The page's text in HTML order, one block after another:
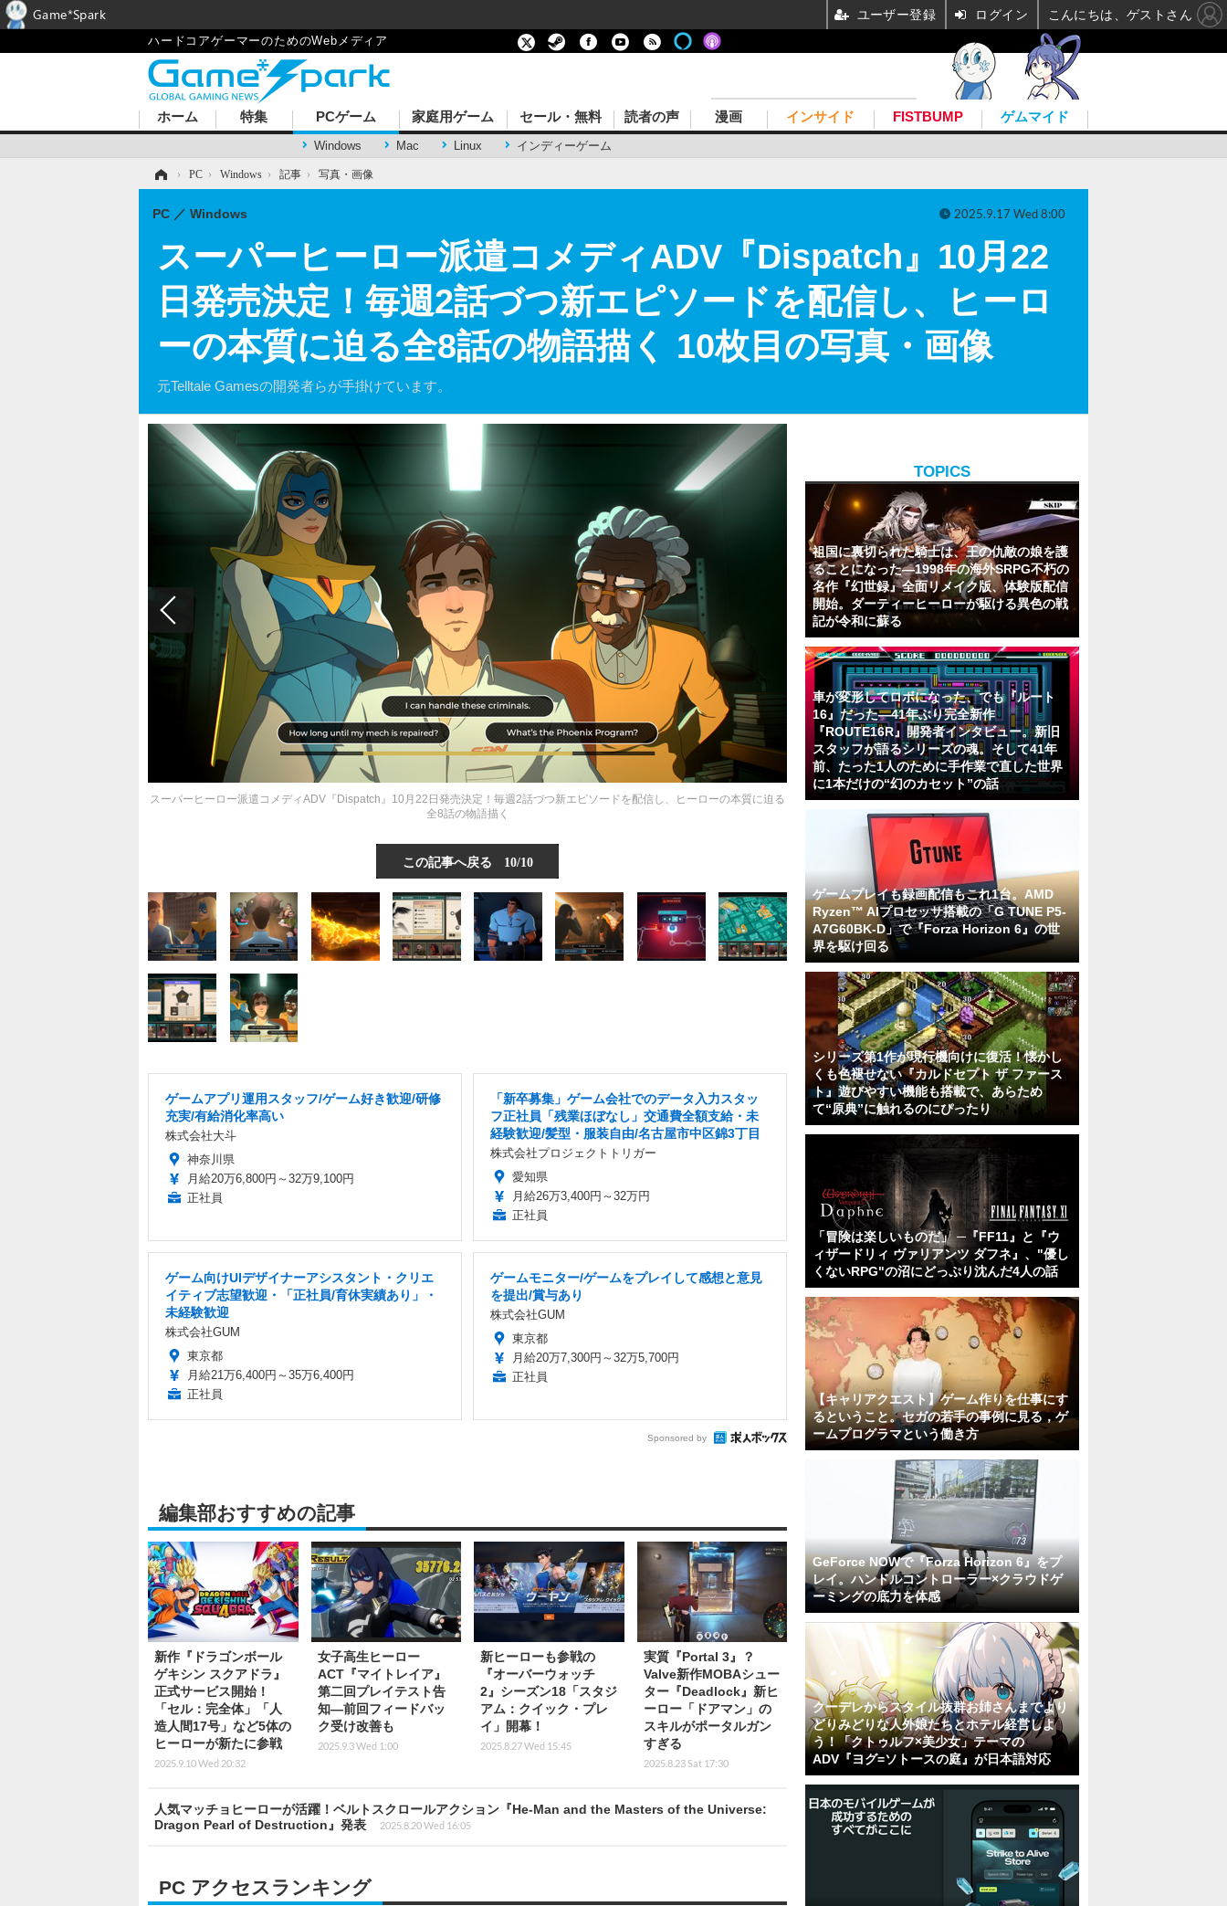
ハードコアゲーマーのためのWebメディア
ホーム 特集 PCゲーム
Windows Mac Linux インディーゲーム
家庭用ゲーム セール・無料 読者の声 漫画 インサイド FISTBUMP ゲムマイド
› PC › Windows › 記事 › 写真・画像
スーパーヒーロー派遣コメディADV『Dispatch』10月22
日発売決定！毎週2話づつ新エピソードを配信し、ヒーロ
ーの本質に迫る全8話の物語描く 10枚目の写真・画像
元Telltale Gamesの開発者らが手掛けています。
PC Windows 2025.9.17 Wed 8:00
スーパーヒーロー派遣コメディADV『Dispatch』10月22日発売決定！毎週2話づつ新エピソードを配信し、ヒーローの本質に迫る
全8話の物語描く
この記事へ戻る 10/10
ゲームアプリ運用スタッフ/ゲーム好き歓迎/研修
充実/有給消化率高い
株式会社大斗
神奈川県
月給20万6,800円～32万9,100円
正社員
「新卒募集」ゲーム会社でのデータ入力スタッ
フ正社員「残業ほぼなし」交通費全額支給・未
経験歓迎/髪型・服装自由/名古屋市中区錦3丁目
株式会社プロジェクトトリガー
愛知県
月給26万3,400円～32万円
正社員
ゲーム向けUIデザイナーアシスタント・クリエ
イティブ志望歓迎・「正社員/育休実績あり」・
未経験歓迎
株式会社GUM
東京都
月給21万6,400円～35万6,400円
正社員
ゲームモニター/ゲームをプレイして感想と意見
を提出/賞与あり
株式会社GUM
東京都
月給20万7,300円～32万5,700円
正社員
Sponsored by
編集部おすすめの記事
新作『ドラゴンボール
ゲキシン スクアドラ』
正式サービス開始！
「セル：完全体」「人
造人間17号」など5体の
ヒーローが新たに参戦
2025.9.10 Wed 20:32
女子高生ヒーロー
ACT『マイトレイア』
第二回プレイテスト告
知―前回フィードバッ
ク受け改善も
2025.9.3 Wed 1:00
新ヒーローも参戦の
『オーバーウォッチ
2』シーズン18「スタジ
アム：クイック・プレ
イ」開幕！
2025.8.27 Wed 15:45
実質『Portal 3』？
Valve新作MOBAシュー
ター『Deadlock』新ヒ
ーロー「ドアマン」の
スキルがポータルガン
すぎる
2025.8.23 Sat 17:30
人気マッチョヒーローが活躍！ベルトスクロールアクション『He-Man and the Masters of the Universe:
Dragon Pearl of Destruction』発表
2025.8.20 Wed 16:05
PC アクセスランキング
TOPICS
祖国に裏切られた騎士は、王の仇敵の娘を護
ることになった―1998年の海外SRPG不朽の
名作『幻世録』全面リメイク版、体験版配信
開始。ダーティーヒーローが駆ける異色の戦
記が令和に蘇る
車が変形してロボになった、でも『ルート
16』だった―41年ぶり完全新作
『ROUTE16R』開発者インタビュー。新旧
スタッフが語るシリーズの魂。そして41年
前、たった1人のために手作業で直した世界
に1本だけの“幻のカセット”の話
ゲームプレイも録画配信もこれ1台。AMD
Ryzen™ AIプロセッサ搭載の「G TUNE P5-
A7G60BK-D」で『Forza Horizon 6』の世
界を駆け回る
シリーズ第1作が現行機向けに復活！懐かし
くも色褪せない『カルドセプト ザ ファース
ト』遊びやすい機能も搭載で、あらため
て“原典”に触れるのにぴったり
「冒険は楽しいものだ」 ─『FF11』と『ウ
ィザードリィ ヴァリアンツ ダフネ』、"優し
くないRPG"の沼にどっぷり沈んだ4人の話
【キャリアクエスト】ゲーム作りを仕事にす
るということ。セガの若手の事例に見る，ゲ
ームプログラマという働き方
GeForce NOWで『Forza Horizon 6』をプ
レイ。ハンドルコントローラー×クラウドゲ
ーミングの底力を体感
クーデレからスタイル抜群お姉さんまでより
どりみどりな人外娘たちとホテル経営しよ
う！「クトゥルフ×美少女」テーマの
ADV『ヨグ=ソトースの庭』が日本語対応
Game*Spark ユーザー登録 ログイン こんにちは、ゲストさん